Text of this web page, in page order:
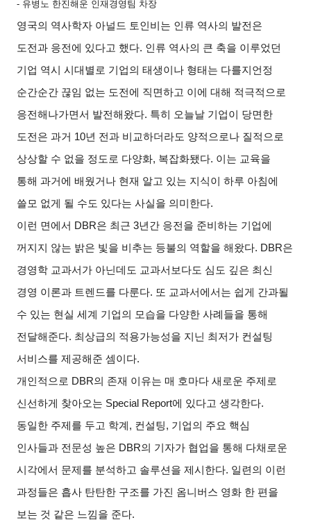
- 유병노 한진해운 인재경영팀 차장
영국의 역사학자 아널드 토인비는 인류 역사의 발전은
도전과 응전에 있다고 했다. 인류 역사의 큰 축을 이루었던
기업 역시 시대별로 기업의 태생이나 형태는 다를지언정
순간순간 끊임 없는 도전에 직면하고 이에 대해 적극적으로
응전해나가면서 발전해왔다. 특히 오늘날 기업이 당면한
도전은 과거 10년 전과 비교하더라도 양적으로나 질적으로
상상할 수 없을 정도로 다양화, 복잡화됐다. 이는 교육을
통해 과거에 배웠거나 현재 알고 있는 지식이 하루 아침에
쓸모 없게 될 수도 있다는 사실을 의미한다.
이런 면에서 DBR은 최근 3년간 응전을 준비하는 기업에
꺼지지 않는 밝은 빛을 비추는 등불의 역할을 해왔다. DBR은
경영학 교과서가 아닌데도 교과서보다도 심도 깊은 최신
경영 이론과 트렌드를 다룬다. 또 교과서에서는 쉽게 간과될
수 있는 현실 세계 기업의 모습을 다양한 사례들을 통해
전달해준다. 최상급의 적용가능성을 지닌 최저가 컨설팅
서비스를 제공해준 셈이다.
개인적으로 DBR의 존재 이유는 매 호마다 새로운 주제로
신선하게 찾아오는 Special Report에 있다고 생각한다.
동일한 주제를 두고 학계 , 컨설팅, 기업의 주요 핵심
인사들과 전문성 높은 DBR의 기자가 협업을 통해 다채로운
시각에서 문제를 분석하고 솔루션을 제시한다. 일련의 이런
과정들은 흡사 탄탄한 구조를 가진 옴니버스 영화 한 편을
보는 것 같은 느낌을 준다.